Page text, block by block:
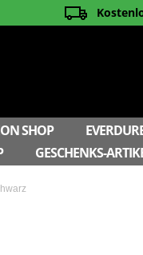
SHOP
GESCHENKS-